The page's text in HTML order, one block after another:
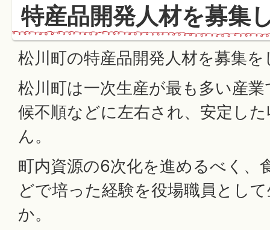
特産品開発人材を募集
松川町の特産品開発人材を募集
松川町は一次生産が最も多い産
候不順などに左右され、安定し
ん。
町内資源の6次化を進めるべく、
どで培った経験を役場職員とし
か。